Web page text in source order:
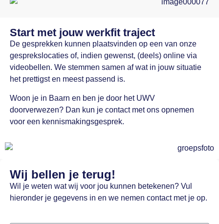
Start met jouw werkfit traject
De gesprekken kunnen plaatsvinden op een van onze
gesprekslocaties of, indien gewenst, (deels) online via
videobellen. We stemmen samen af wat in jouw situatie
het prettigst en meest passend is.
Woon je in Baarn en ben je door het UWV
doorverwezen? Dan kun je contact met ons opnemen
voor een kennismakingsgesprek.
Wij bellen je terug!
Wil je weten wat wij voor jou kunnen betekenen? Vul
hieronder je gegevens in en we nemen contact met je op.